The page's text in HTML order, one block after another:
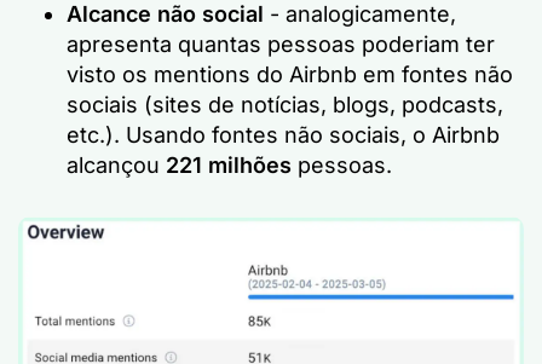
Alcance não social - analogicamente,
apresenta quantas pessoas poderiam ter
visto os mentions do Airbnb em fontes não
sociais (sites de notícias, blogs, podcasts,
etc.). Usando fontes não sociais, o Airbnb
alcançou 221 milhões pessoas.